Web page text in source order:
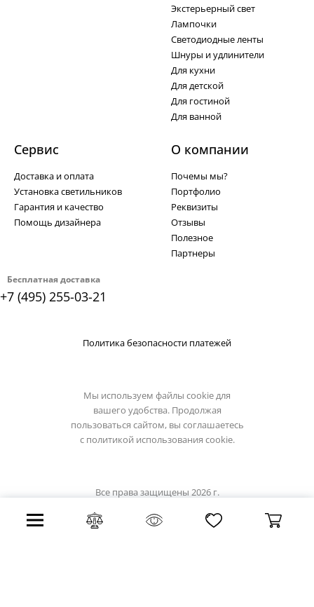
Бесплатная доставка
+7 (495) 255-03-21
Экстерьерный свет
Лампочки
Светодиодные ленты
Шнуры и удлинители
Для кухни
Для детской
Для гостиной
Для ванной
Сервис
Доставка и оплата
Установка светильников
Гарантия и качество
Помощь дизайнера
О компании
Почемы мы?
Портфолио
Реквизиты
Отзывы
Полезное
Партнеры
Политика безопасности платежей
Мы используем файлы cookie для
вашего удобства. Продолжая
пользоваться сайтом, вы соглашаетесь
с политикой использования cookie.
Все права защищены 2026 г.